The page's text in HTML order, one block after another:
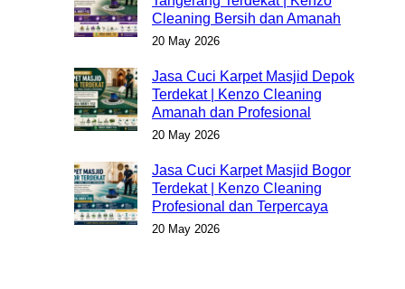
Cleaning Bersih dan Amanah
20 May 2026
Jasa Cuci Karpet Masjid Depok
Terdekat | Kenzo Cleaning
Amanah dan Profesional
20 May 2026
Jasa Cuci Karpet Masjid Bogor
Terdekat | Kenzo Cleaning
Profesional dan Terpercaya
20 May 2026